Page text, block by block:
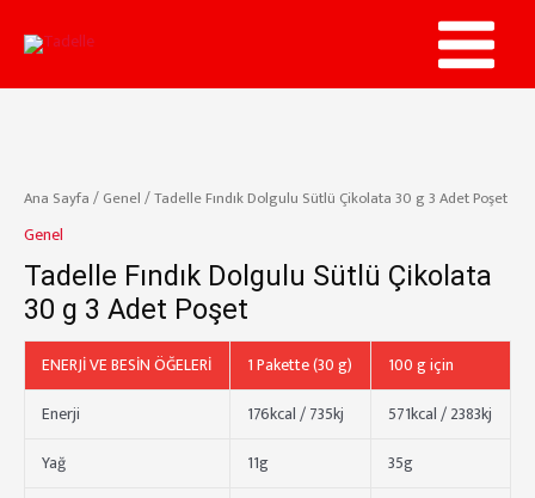
atla
Main
Ana Sayfa/Genel/ Tadelle Fındık Dolgulu Sütlü Çikolata 30 g 3 Adet Poşet
Genel
Tadelle Fındık Dolgulu Sütlü Çikolata
30 g 3 Adet Poşet
ENERJİ VE BESİN ÖĞELERİ 1 Pakette (30 g)
100 g için
Enerji
176kcal / 735kj
571kcal / 2383kj
Yağ
11g
35g